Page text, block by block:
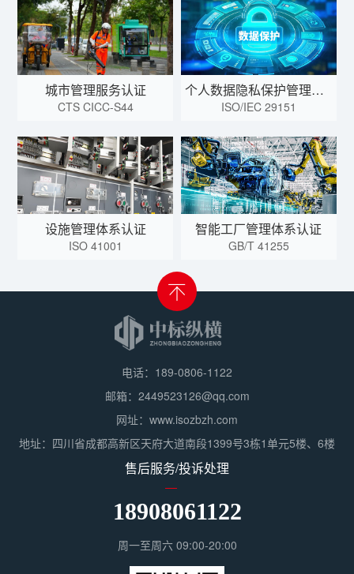
城市管理服务认证
CTS CICC-S44
个人数据隐私保护管理体系认证
ISO/IEC 29151
设施管理体系认证
ISO 41001
智能工厂管理体系认证
GB/T 41255
电话：189-0806-1122
邮箱：2449523126@qq.com
网址：www.isozbzh.com
地址：四川省成都高新区天府大道南段1399号3栋1单元5楼、6楼
售后服务/投诉处理
18908061122
周一至周六 09:00-20:00